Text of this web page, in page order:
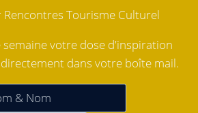
Rencontres Tourisme Culturel
semaine votre dose d'inspiration
dans votre boîte mail.